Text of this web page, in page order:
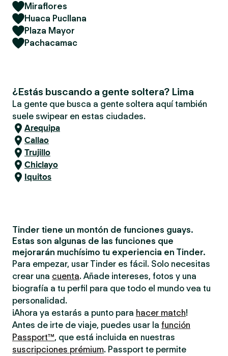
Miraflores
Huaca Pucllana
Plaza Mayor
Pachacamac
¿Estás buscando a gente soltera? Lima
La gente que busca a gente soltera aquí también
suele swipear en estas ciudades.
Arequipa
Callao
Trujillo
Chiclayo
Iquitos
Tinder tiene un montón de funciones guays.
Estas son algunas de las funciones que
mejorarán muchísimo tu experiencia en Tinder.
Para empezar, usar Tinder es fácil. Solo necesitas
crear una cuenta. Añade intereses, fotos y una
biografía a tu perfil para que todo el mundo vea tu
personalidad.
¡Ahora ya estarás a punto para hacer match!
Antes de irte de viaje, puedes usar la función
Passport™, que está incluida en nuestras
suscripciones prémium. Passport te permite